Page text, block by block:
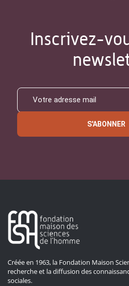
Inscrivez-
S'ABONNER
Créée en 1963, la Fondation Maison
recherche et la diffusion des
sociales.